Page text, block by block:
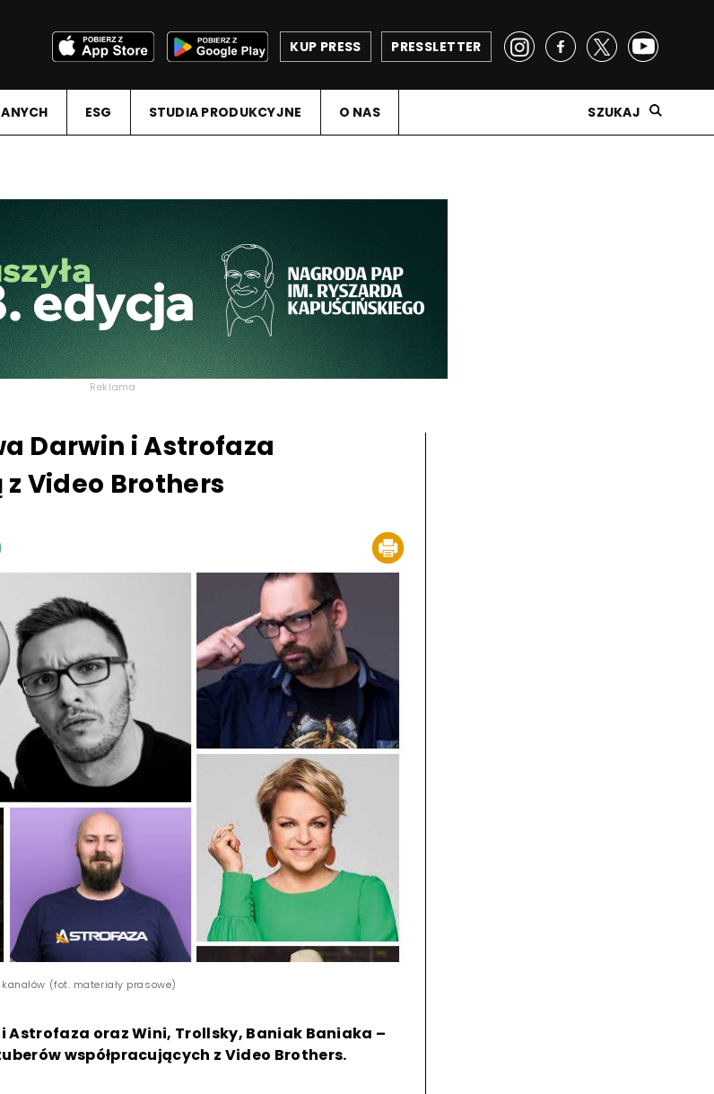
PRESSLETTER
KUP PRESS
ESG STUDIA PRODUKCYJNE O NAS SZUKAJ
Reklama
Darwin i Astrofaza
Video Brothers
(fot. materiały prasowe)
Astrofaza oraz Wini, Trollsky, Baniak Baniaka –
współpracujących z Video Brothers.